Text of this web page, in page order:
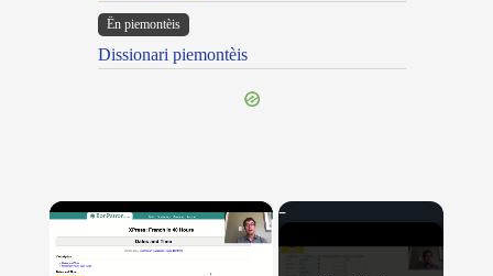
Ën piemontèis
Dissionari piemontèis
×